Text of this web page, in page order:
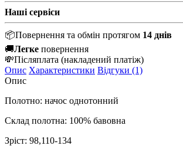
Наші сервіси
📦Повернення та обмін протягом 14 днів
🚚Легке повернення
💸Післяплата (накладений платіж)
Опис Характеристики Відгуки (1)
Опис
Полотно: начос однотонний
Склад полотна: 100% бавовна
Зріст: 98,110-134